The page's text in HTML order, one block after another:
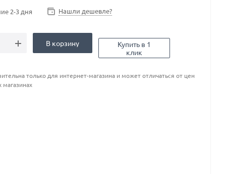
2-3 дня Нашли дешевле?
В корзину
Купить в 1
клик
только для интернет-магазина и может отличаться от цен
магазинах